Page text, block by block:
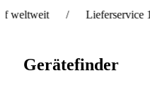
/ Lieferservice 12h
Gerätefinder